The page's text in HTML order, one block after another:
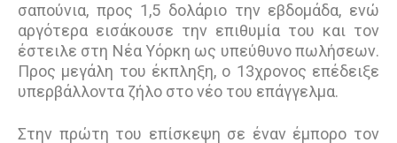
σαπούνια, προς 1,5 δολάριο την εβδοµάδα, ενώ
αργότερα εισάκουσε την επιθυµία του και τον
έστειλε στη Νέα Υόρκη ως υπεύθυνο πωλήσεων.
Προς µεγάλη του έκπληξη, ο 13χρονος επέδειξε
υπερβάλλοντα ζήλο στο νέο του επάγγελµα.
Στην πρώτη του επίσκεψη σε έναν έµπορο τον